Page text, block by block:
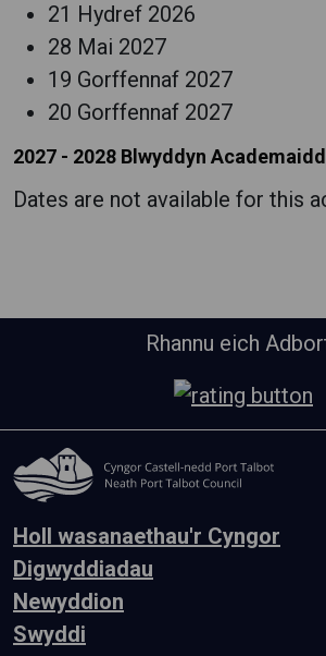
21 Hydref 2026
28 Mai 2027
19 Gorffennaf 2027
20 Gorffennaf 2027
2027 - 2028 Blwyddyn Academaidd
Dates are not available for this
Rhannu eich
Holl wasanaethau'r Cyngor
Digwyddiadau
Newyddion
Swyddi